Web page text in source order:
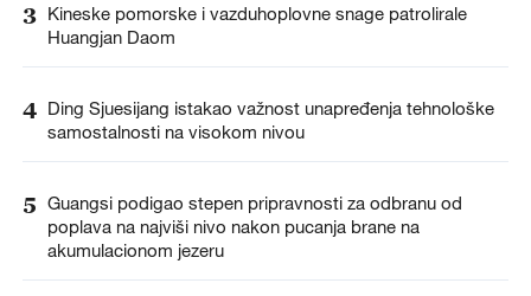
3 Kineske pomorske i vazduhoplovne snage patrolirale
Huangjan Daom
4 Ding Sjuesijang istakao važnost unapređenja tehnološke
samostalnosti na visokom nivou
5 Guangsi podigao stepen pripravnosti za odbranu od
poplava na najviši nivo nakon pucanja brane na
akumulacionom jezeru